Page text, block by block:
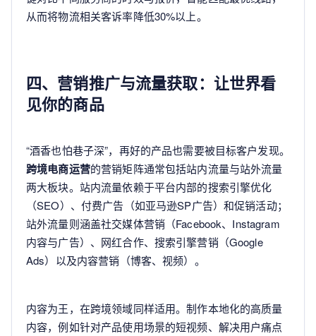
从而将物流相关客诉率降低30%以上。
四、营销推广与流量获取：让世界看
见你的商品
“酒香也怕巷子深”，再好的产品也需要被目标客户发现。
跨境电商运营的营销矩阵通常包括站内流量与站外流量
两大板块。站内流量依赖于平台内部的搜索引擎优化
（SEO）、付费广告（如亚马逊SP广告）和促销活动；
站外流量则涵盖社交媒体营销（Facebook、Instagram
内容与广告）、网红合作、搜索引擎营销（Google
Ads）以及内容营销（博客、视频）。
内容为王，在跨境领域同样适用。制作本地化的高质量
内容，例如针对产品使用场景的短视频、解决用户痛点